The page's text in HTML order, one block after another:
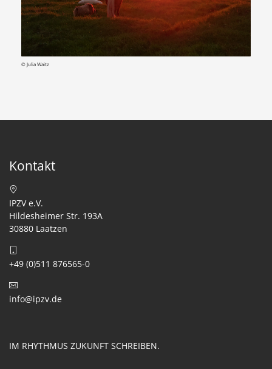
© Julia Waitz
Kontakt
IPZV e.V.
Hildesheimer Str. 193A
30880 Laatzen
+49 (0)511 876565-0
info@ipzv.de
IM RHYTHMUS ZUKUNFT SCHREIBEN.